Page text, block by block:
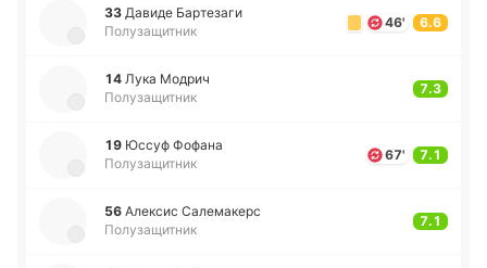
33 Давиде Ба­рте­за­ги
Полузащитник
46' 6.6
14 Лука Модрич
Полузащитник
7.3
19 Юссуф Фофана
Полузащитник
67' 7.1
56 Але­ксис Са­ле­ма­керс
Полузащитник
7.1